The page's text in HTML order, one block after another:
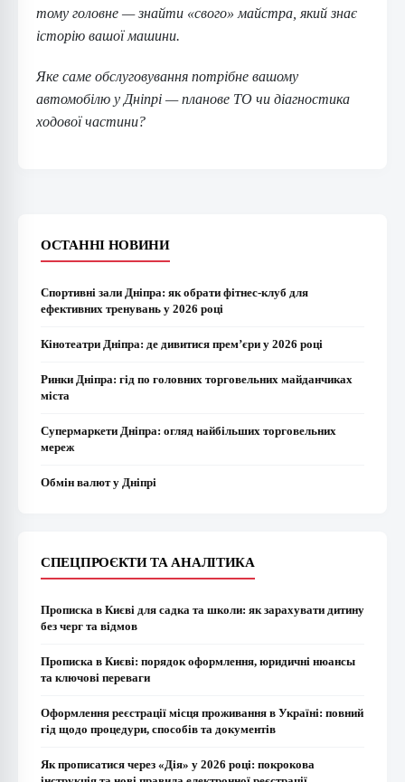
тому головне — знайти «свого» майстра, який знає
історію вашої машини.
Яке саме обслуговування потрібне вашому
автомобілю у Дніпрі — планове ТО чи діагностика
ходової частини?
ОСТАННІ НОВИНИ
Спортивні зали Дніпра: як обрати фітнес-клуб для
ефективних тренувань у 2026 році
Кінотеатри Дніпра: де дивитися прем’єри у 2026 році
Ринки Дніпра: гід по головних торговельних майданчиках
міста
Супермаркети Дніпра: огляд найбільших торговельних
мереж
Обмін валют у Дніпрі
СПЕЦПРОЄКТИ ТА АНАЛІТИКА
Прописка в Києві для садка та школи: як зарахувати дитину
без черг та відмов
Прописка в Києві: порядок оформлення, юридичні нюансы
та ключові переваги
Оформлення реєстрації місця проживання в Україні: повний
гід щодо процедури, способів та документів
Як прописатися через «Дія» у 2026 році: покрокова